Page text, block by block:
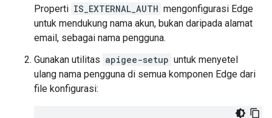
Properti IS_EXTERNAL_AUTH mengonfigurasi Edge
untuk mendukung nama akun, bukan daripada alamat
email, sebagai nama pengguna.
Gunakan utilitas apigee-setup untuk menyetel
ulang nama pengguna di semua komponen Edge dari
file konfigurasi: